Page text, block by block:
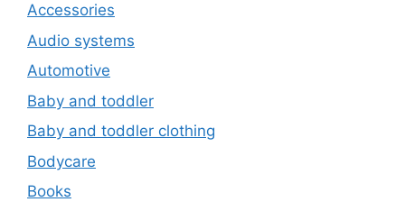
Accessories
Audio systems
Automotive
Baby and toddler
Baby and toddler clothing
Bodycare
Books